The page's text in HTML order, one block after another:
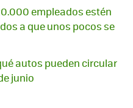
empleados estén
a que unos pocos se
autos pueden circular
junio